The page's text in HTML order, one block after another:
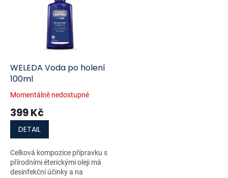
WELEDA Voda po holení
100ml
Momentálně nedostupné
399 Kč
DETAIL
Celková kompozice přípravku s
přírodními éterickými oleji má
desinfekční účinky a na